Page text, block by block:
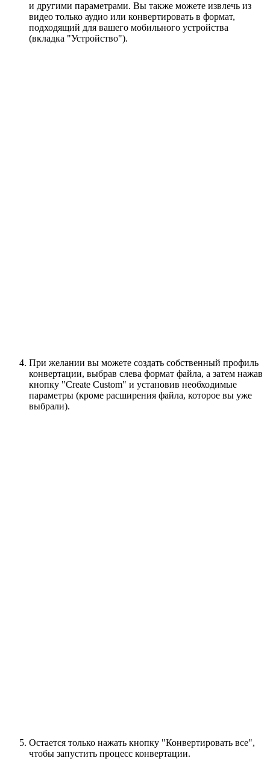
и другими параметрами. Вы также можете извлечь из
видео только аудио или конвертировать в формат,
подходящий для вашего мобильного устройства
(вкладка "Устройство").
При желании вы можете создать собственный профиль
конвертации, выбрав слева формат файла, а затем нажав
кнопку "Create Custom" и установив необходимые
параметры (кроме расширения файла, которое вы уже
выбрали).
Остается только нажать кнопку "Конвертировать все",
чтобы запустить процесс конвертации.